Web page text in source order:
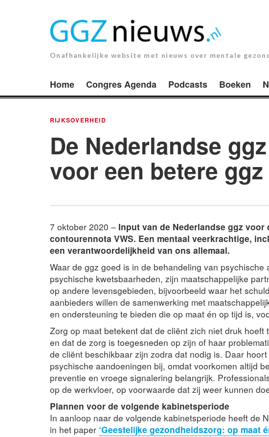
Onafhankelijke website met nieuws over mentale
Home Congres Agenda Podcasts Boeken
RIJKSOVERHEID
De Nederlandse
voor een betere ggz
7 oktober 2020 – Input van de Nederlandse ggz voor
contourennota VWS. Een mentaal veerkrachtige,
een verantwoordelijkheid van ons allemaal.
Waar de ggz goed is in de behandeling van
psychische kwetsbaarheden, zijn maatschappelijke
op andere levensgebieden, bijvoorbeeld waar het
aanbieders willen de samenwerking met
en ondersteuning te bieden die op maat én op tijd is,
Zorg op maat betekent dat de cliënt zich niet druk
en dat de zorg is toegesneden op zijn of haar
de cliënt beschikbaar zijn zodra dat nodig is. Daar
psychische aandoeningen bij, omdat voorkomen altijd
preventie en vroege signalering belangrijk.
op de werkvloer, op voorwaarde dat zij weer kunnen
Plannen voor de volgende kabinetsperiode
In aanloop naar de volgende kabinetsperiode heeft de
in het paper ‘Geestelijke gezondheidszorg: op maat